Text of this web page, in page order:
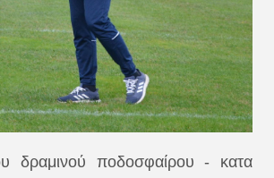
δραμινού ποδοσφαίρου - κατα